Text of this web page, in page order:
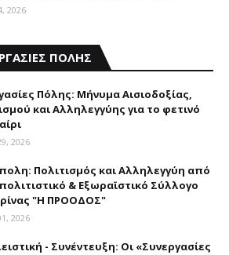
2026
ΠΟΛΗΣ
Πόλης: Mήνυμα Aισιοδοξίας,
και Aλληλεγγύης για το φετινό
2026
Πολιτισμός και Aλληλεγγύη από
& Εξωραϊστικό Σύλλογο
"Η ΠΡΟΟΔΟΣ"
2026
- Συνέντευξη: Οι «Συνεργασίες